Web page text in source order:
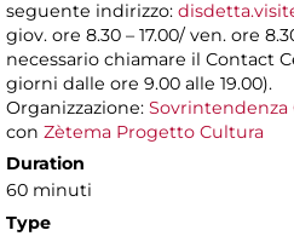
seguente indirizzo:
giov. ore 8.30 – 17.00/ ven. ore
necessario chiamare il Contact
giorni dalle ore 9.00 alle 19.00).
Organizzazione: Sovrintendenza
con Zètema Progetto Cultura
Duration
60 minuti
Type